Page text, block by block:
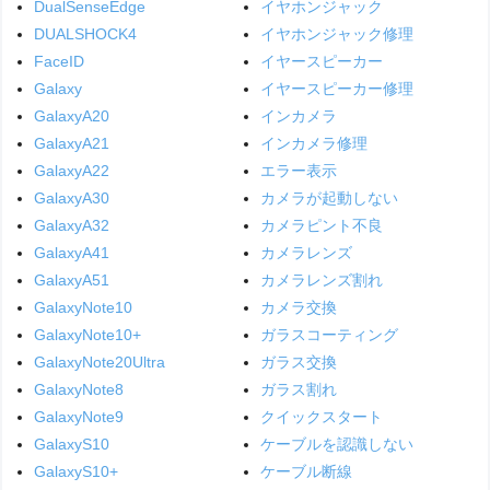
DualSenseEdge
DUALSHOCK4
FaceID
Galaxy
GalaxyA20
GalaxyA21
GalaxyA22
GalaxyA30
GalaxyA32
GalaxyA41
GalaxyA51
GalaxyNote10
GalaxyNote10+
GalaxyNote20Ultra
GalaxyNote8
GalaxyNote9
GalaxyS10
GalaxyS10+
イヤホンジャック
イヤホンジャック修理
イヤースピーカー
イヤースピーカー修理
インカメラ
インカメラ修理
エラー表示
カメラが起動しない
カメラピント不良
カメラレンズ
カメラレンズ割れ
カメラ交換
ガラスコーティング
ガラス交換
ガラス割れ
クイックスタート
ケーブルを認識しない
ケーブル断線